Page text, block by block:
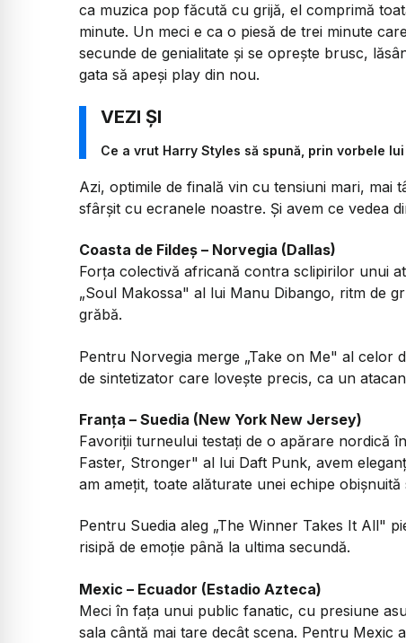
ca muzica pop făcută cu grijă, el comprimă
minute. Un meci e ca o piesă de trei minute
secunde de genialitate și se oprește brusc,
gata să apeși play din nou.
Ce a vrut Harry Styles să spună, prin vorbele
Azi, optimile de finală vin cu tensiuni mari,
sfârșit cu ecranele noastre. Și avem ce vedea
Coasta de Fildeș – Norvegia (Dallas)
Forța colectivă africană contra sclipirilor unui
„Soul Makossa" al lui Manu Dibango, ritm de
grăbă.
Pentru Norvegia merge „Take on Me" al celor
de sintetizator care lovește precis, ca un
Franța – Suedia (New York New Jersey)
Favoriții turneului testați de o apărare nordică
Faster, Stronger" al lui Daft Punk, avem
am amețit, toate alăturate unei echipe obișnuită
Pentru Suedia aleg „The Winner Takes It All"
risipă de emoție până la ultima secundă.
Mexic – Ecuador (Estadio Azteca)
Meci în fața unui public fanatic, cu presiune
sala cântă mai tare decât scena. Pentru Mexic